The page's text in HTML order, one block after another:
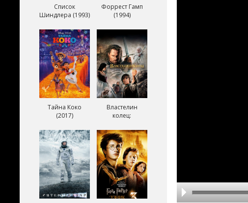
Список
Шиндлера (1993)
Форрест Гамп
(1994)
Тайна Коко
(2017)
Властелин
колец:
короля (2003)